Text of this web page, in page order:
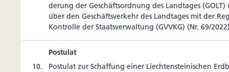
de­rung der Geschäfts­ord­nung des Land­tages (GOLT)
über den Geschäfts­ver­kehr des Land­tages mit der
Kon­trolle der Staats­ver­wal­tung (GVVKG) (Nr. 69/
Postulat
10.
Postulat zur Schaf­fung einer Liech­tens­tei­ni­schen